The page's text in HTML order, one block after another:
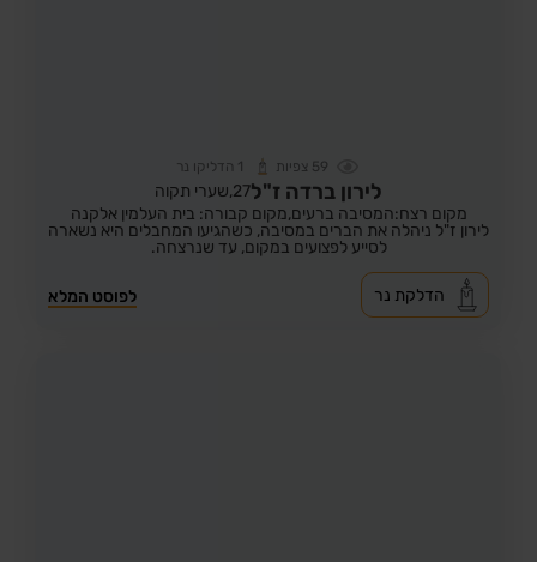
59 צפיות 1 הדליקו נר
לירון ברדה ז"ל27, שערי תקוה
מקום רצח:המסיבה ברעים,מקום קבורה: בית העלמין אלקנה
לירון ז"ל ניהלה את הברים במסיבה, כשהגיעו המחבלים היא נשארה
לסייע לפצועים במקום, עד שנרצחה.
לפוסט המלא הדלקת נר